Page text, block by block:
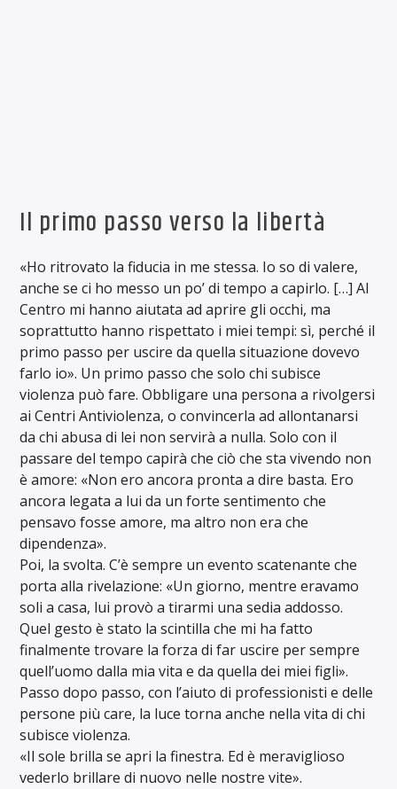
Il primo passo verso la libertà
«Ho ritrovato la fiducia in me stessa. Io so di valere,
anche se ci ho messo un po’ di tempo a capirlo. […] Al
Centro mi hanno aiutata ad aprire gli occhi, ma
soprattutto hanno rispettato i miei tempi: sì, perché il
primo passo per uscire da quella situazione dovevo
farlo io». Un primo passo che solo chi subisce
violenza può fare. Obbligare una persona a rivolgersi
ai Centri Antiviolenza, o convincerla ad allontanarsi
da chi abusa di lei non servirà a nulla. Solo con il
passare del tempo capirà che ciò che sta vivendo non
è amore: «Non ero ancora pronta a dire basta. Ero
ancora legata a lui da un forte sentimento che
pensavo fosse amore, ma altro non era che
dipendenza».
Poi, la svolta. C’è sempre un evento scatenante che
porta alla rivelazione: «Un giorno, mentre eravamo
soli a casa, lui provò a tirarmi una sedia addosso.
Quel gesto è stato la scintilla che mi ha fatto
finalmente trovare la forza di far uscire per sempre
quell’uomo dalla mia vita e da quella dei miei figli».
Passo dopo passo, con l’aiuto di professionisti e delle
persone più care, la luce torna anche nella vita di chi
subisce violenza.
«Il sole brilla se apri la finestra. Ed è meraviglioso
vederlo brillare di nuovo nelle nostre vite».